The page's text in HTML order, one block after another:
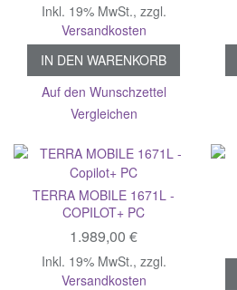
Inkl. 19% MwSt., zzgl.
Versandkosten
IN DEN WARENKORB
Auf den Wunschzettel
Vergleichen
TERRA MOBILE 1671L -
COPILOT+ PC
1.989,00 €
Inkl. 19% MwSt., zzgl.
Versandkosten